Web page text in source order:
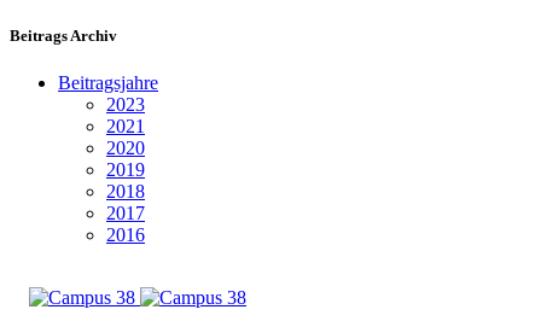
Beitrags Archiv
Beitragsjahre
2023
2021
2020
2019
2018
2017
2016